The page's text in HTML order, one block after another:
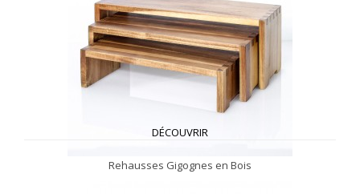
DÉCOUVRIR
Rehausses Gigognes en Bois